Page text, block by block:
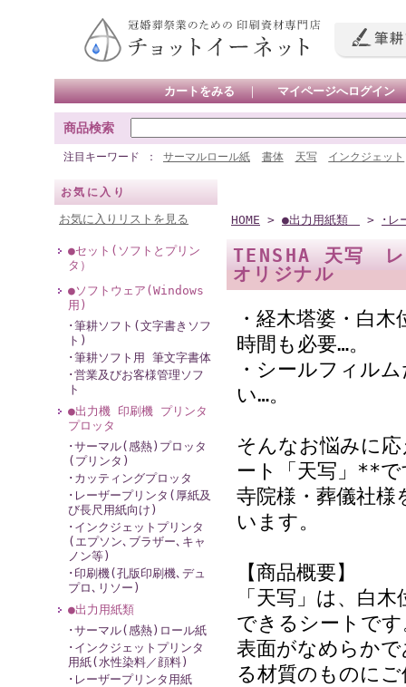
カートをみる ｜ マイページへログイン
商品検索
注目キーワード サーマルロール紙 書体 天写 インクジェット
お気に入り
お気に入りリストを見る
●セット(ソフトとプリン
タ）
●ソフトウェア(Windows
用)
･筆耕ソフト(文字書きソフ
ト)
･筆耕ソフト用 筆文字書体
･営業及びお客様管理ソフ
ト
●出力機 印刷機 プリンタ
プロッタ
･サーマル(感熱)プロッタ
(プリンタ)
･カッティングプロッタ
･レーザープリンタ(厚紙及
び長尺用紙向け)
･インクジェットプリンタ
(エプソン､ブラザー､キャ
ノン等)
･印刷機(孔版印刷機､デュ
プロ､リソー)
●出力用紙類
･サーマル(感熱)ロール紙
･インクジェットプリンタ
用紙(水性染料／顔料)
･レーザープリンタ用紙
HOME > ●出力用紙類 > ･レ
TENSHA 天写
オリジナル
・経木塔婆・白
時間も必要…。
・シールフィル
い…。
そんなお悩みに
ート「天写」**で
寺院様・葬儀社
います。
【商品概要】
「天写」は、白
できるシートです
表面がなめらか
る材質のものに